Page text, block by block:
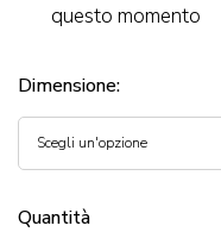
questo momento
Dimensione:
Quantità